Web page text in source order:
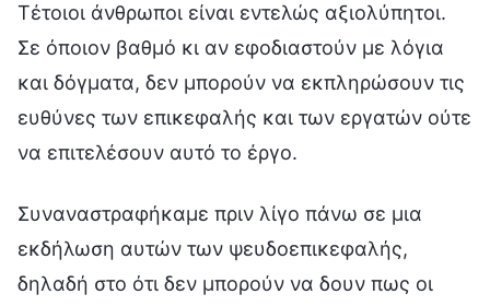
Τέτοιοι άνθρωποι είναι εντελώς αξιολύπητοι.
Σε όποιον βαθμό κι αν εφοδιαστούν με λόγια
και δόγματα, δεν μπορούν να εκπληρώσουν τις
ευθύνες των επικεφαλής και των εργατών ούτε
να επιτελέσουν αυτό το έργο.
Συναναστραφήκαμε πριν λίγο πάνω σε μια
εκδήλωση αυτών των ψευδοεπικεφαλής,
δηλαδή στο ότι δεν μπορούν να δουν πως οι